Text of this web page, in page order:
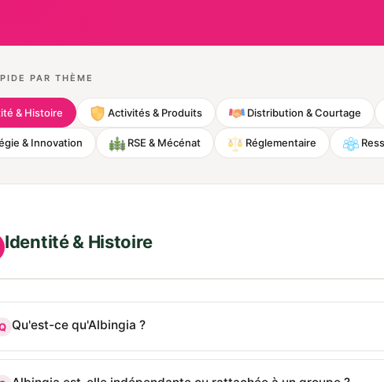
PAR THÈME
& Histoire Activités & Produits Distribution & Courtage
& Innovation RSE & Mécénat Réglementaire
Identité & Histoire
Qu'est-ce qu'Albingia ?